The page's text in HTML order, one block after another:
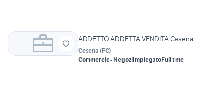
ADDETTO ADDETTA VENDITA Cesena
Cesena (FC)
Commercio - NegoziImpiegatoFull time